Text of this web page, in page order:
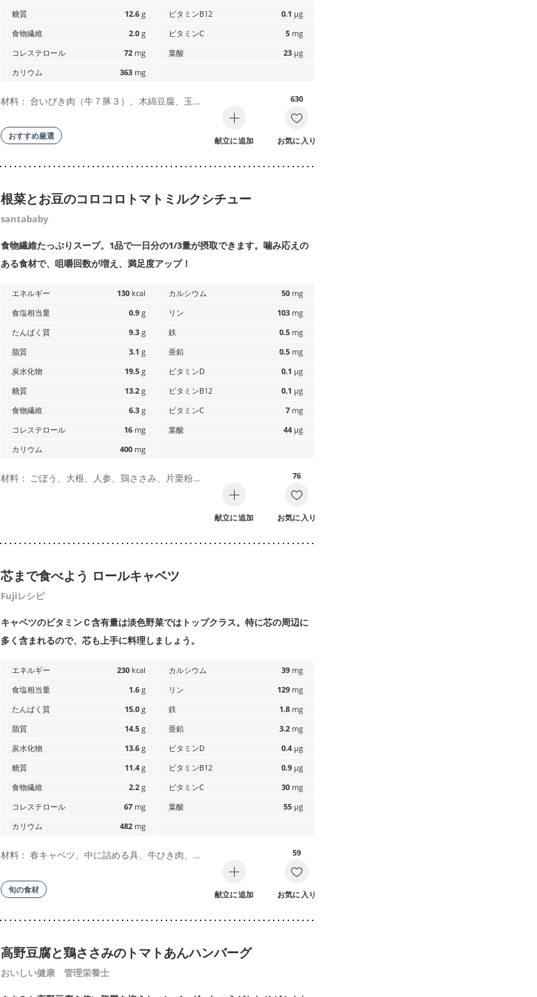
糖質
12.6 g
食物繊維
2.0 g
コレステロール
72 mg
カリウム
363 mg
ビタミンB12
0.1 µg
ビタミンC
5 mg
葉酸
23 µg
材料： 合いびき肉（牛７豚３）、木綿豆腐、玉…
おすすめ厳選 献立に追加
630
お気に入り
根菜とお豆のコロコロトマトミルクシチュー
santababy
食物繊維たっぷりスープ。1品で一日分の1/3量が摂取できます。噛み応えの
ある食材で、咀嚼回数が増え、満足度アップ！
エネルギー 130 kcal
食塩相当量
0.9 g
たんぱく質
9.3 g
脂質
3.1 g
炭水化物
19.5 g
糖質
13.2 g
食物繊維
6.3 g
コレステロール
16 mg
カリウム
400 mg
カルシウム 50 mg
リン
103 mg
鉄
0.5 mg
亜鉛
0.5 mg
ビタミンD
0.1 µg
ビタミンB12
0.1 µg
ビタミンC
7 mg
葉酸
44 µg
材料： ごぼう、大根、人参、鶏ささみ、片栗粉…
献立に追加
76
お気に入り
芯まで食べよう ロールキャベツ
Fujiレシピ
キャベツのビタミンＣ含有量は淡色野菜ではトップクラス。特に芯の周辺に
多く含まれるので、芯も上手に料理しましょう。
エネルギー 230 kcal
食塩相当量
1.6 g
たんぱく質
15.0 g
脂質
14.5 g
炭水化物
13.6 g
糖質
11.4 g
食物繊維
2.2 g
コレステロール
67 mg
カリウム
482 mg
カルシウム 39 mg
リン
129 mg
鉄
1.8 mg
亜鉛
3.2 mg
ビタミンD
0.4 µg
ビタミンB12
0.9 µg
ビタミンC
30 mg
葉酸
55 µg
材料： 春キャベツ、中に詰める具、牛ひき肉、…
旬の食材 献立に追加
59
お気に入り
高野豆腐と鶏ささみのトマトあんハンバーグ
おいしい健康 管理栄養士